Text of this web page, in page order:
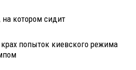
на котором сидит
попыток киевского режима